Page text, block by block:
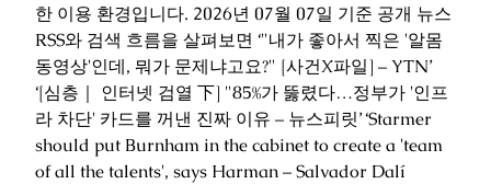
한 이용 환경입니다. 2026년 07월 07일 기준 공개 뉴스
RSS와 검색 흐름을 살펴보면 ‘"내가 좋아서 찍은 '알몸
동영상'인데, 뭐가 문제냐고요?" [사건X파일] – YTN’
‘[심층｜ 인터넷 검열 下] "85%가 뚫렸다…정부가 '인프
라 차단' 카드를 꺼낸 진짜 이유 – 뉴스피릿’ ‘Starmer
should put Burnham in the cabinet to create a 'team
of all the talents', says Harman – Salvador Dalí